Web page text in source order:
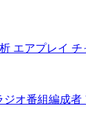
エアプレイ チ
ジオ番組編成者